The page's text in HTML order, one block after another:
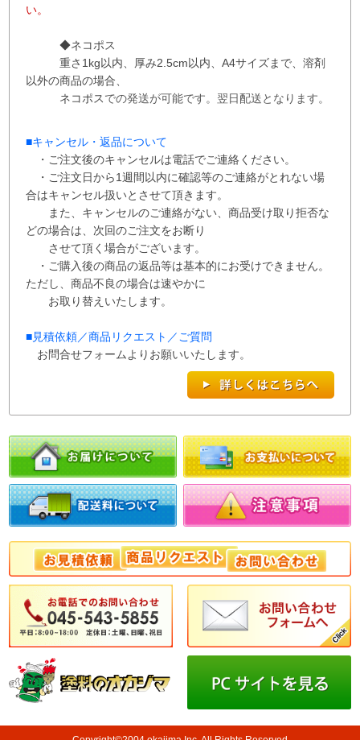
い。
◆ネコポス
重さ1kg以内、 厚み2.5cm以内、A4サイズまで、溶剤
以外の商品の場合、
ネコポスでの発送が可能です。 翌日配送となります。
■キャンセル・返品について
・ご注文後のキャンセルは電話でご連絡ください。
・ご注文日から1週間以内に確認等のご連絡がとれない場
合はキャンセル扱いとさせて頂き ます。
また、 キャンセルのご連絡がない、商品受け取り拒否な
どの場合は、次回のご注文をお断り
させて頂く場合がございます。
・ご購入後の商品の返品等は基本的にお受けできません。
ただし、商品不良の場合は速やかに
お取り替えいたします。
■見積依頼／商品リクエスト／ご質問
お問合せフォームよりお願いいたします。